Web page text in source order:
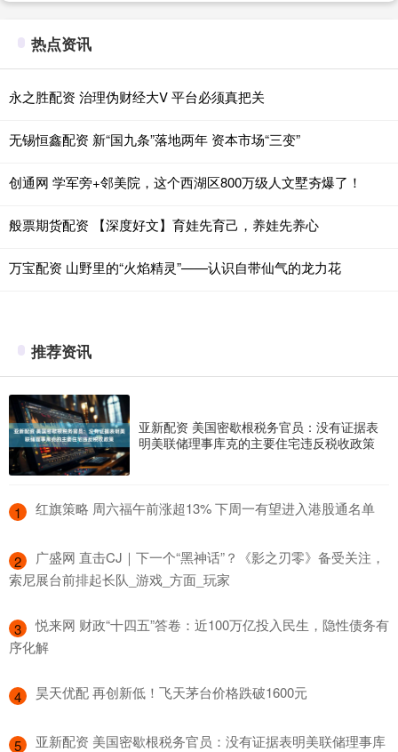
热点资讯
永之胜配资 治理伪财经大V 平台必须真把关
无锡恒鑫配资 新“国九条”落地两年 资本市场“三变”
创通网 学军旁+邻美院，这个西湖区800万级人文墅夯爆了！
般票期货配资 【深度好文】育娃先育己，养娃先养心
万宝配资 山野里的“火焰精灵”——认识自带仙气的龙力花
推荐资讯
亚新配资 美国密歇根税务官员：没有证据表
明美联储理事库克的主要住宅违反税收政策
1 ​红旗策略 周六福午前涨超13% 下周一有望进入港股通名单
2
​广盛网 直击CJ｜下一个“黑神话”？《影之刃零》备受关注，
索尼展台前排起长队_游戏_方面_玩家
3
​悦来网 财政“十四五”答卷：近100万亿投入民生，隐性债务有
序化解
4 ​昊天优配 再创新低！飞天茅台价格跌破1600元
5 ​亚新配资 美国密歇根税务官员：没有证据表明美联储理事库